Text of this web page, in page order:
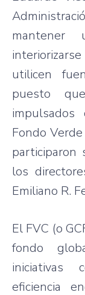
mantener
utilicen
puesto
Fondo
participaron
los
Emiliano R.
El FVC (o
fondo
iniciativas
eficiencia